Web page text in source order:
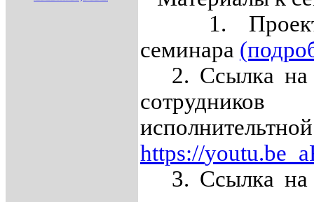
1. Проект
семинара
2. Ссылка на
https://youtu.be
3. Ссылка на